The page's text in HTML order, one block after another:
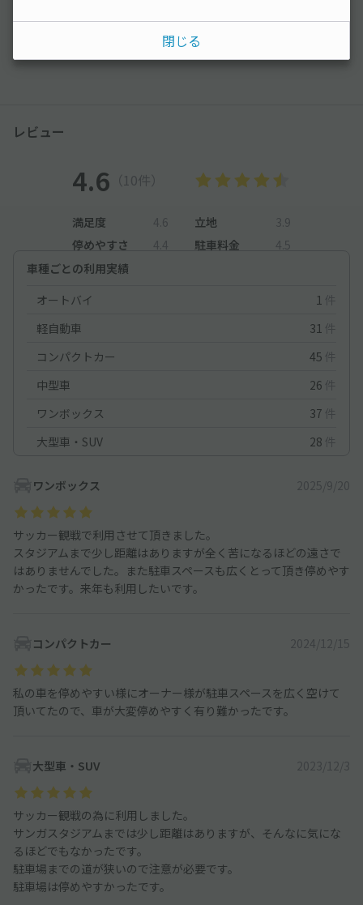
もっと見る
レビュー
4.6 （10件）
満足度 4.6 立地
3.9
停めやすさ
4.4 駐車料金
4.5
車種ごとの利用実績
オートバイ
1 件
軽自動車
31 件
コンパクトカー
45 件
中型車
26 件
ワンボックス
37 件
大型車・SUV
28 件
ワンボックス 2025/9/20
サッカー観戦で利用させて頂きました。
スタジアムまで少し距離はありますが全く苦になるほどの遠さで
はありませんでした。また駐車スペースも広くとって頂き停めやす
かったです。来年も利用したいです。
コンパクトカー 2024/12/15
私の車を停めやすい様にオーナー様が駐車スペースを広く空けて
頂いてたので、車が大変停めやすく有り難かったです。
大型車・SUV 2023/12/3
サッカー観戦の為に利用しました。
サンガスタジアムまでは少し距離はありますが、そんなに気にな
るほどでもなかったです。
駐車場までの道が狭いので注意が必要です。
駐車場は停めやすかったです。
閉じる